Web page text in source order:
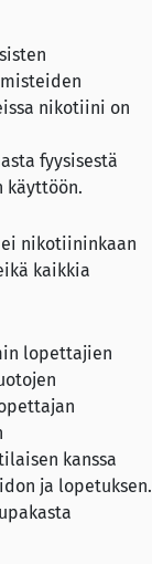
nikotiini on
fyysisestä
käyttöön.
nikotiininkaan
kaikkia
lopettajien
kanssa
ja lopetuksen.